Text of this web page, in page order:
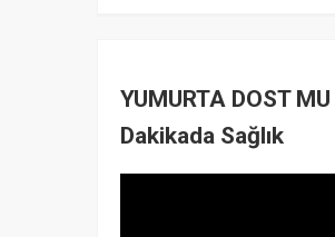
YUMURTA DOST
Dakikada Sağlık